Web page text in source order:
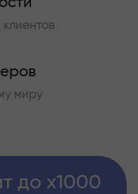
миру
до х1000